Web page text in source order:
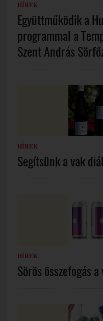
HÍREK
Együttműködik a
programmal a
Szent András
HÍREK
Segítsünk a vak
HÍREK
Sörös összefogás